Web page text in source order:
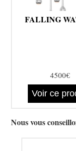
FALLING
4500€
Voir ce
Nous vous